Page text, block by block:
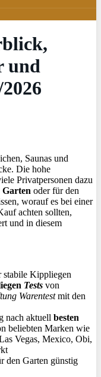
und
Saunas und
Die hohe
Privatpersonen dazu
Garten oder für den
worauf es bei einer
achten sollten,
und in diesem
stabile Kippliegen
Tests von
Warentestmit den
nach aktuell besten
beliebten Marken wie
Vegas, Mexico, Obi,
den Garten günstig